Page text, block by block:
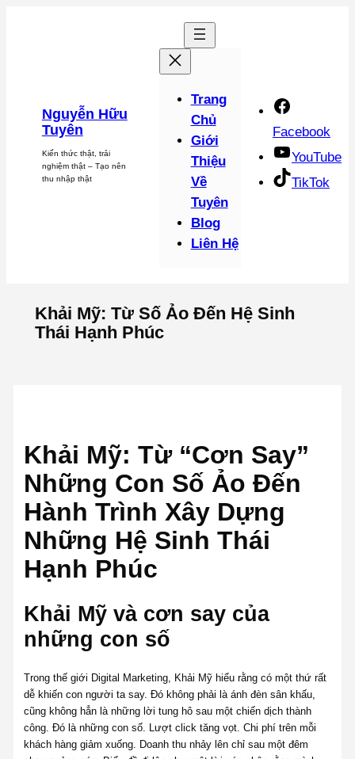
Nguyễn Hữu
Tuyên
Kiến thức thật, trải
nghiệm thật – Tạo nên
thu nhập thật
Trang
Chủ
Giới
Thiệu
Về
Tuyên
Blog
Liên Hệ
Facebook
YouTube
TikTok
Khải Mỹ: Từ Số Ảo Đến Hệ Sinh
Thái Hạnh Phúc
Khải Mỹ: Từ “Cơn Say”
Những Con Số Ảo Đến
Hành Trình Xây Dựng
Những Hệ Sinh Thái
Hạnh Phúc
Khải Mỹ và cơn say của
những con số
Trong thế giới Digital Marketing, Khải Mỹ hiểu rằng có một thứ rất
dễ khiến con người ta say. Đó không phải là ánh đèn sân khấu,
cũng không hẳn là những lời tung hô sau một chiến dịch thành
công. Đó là những con số. Lượt click tăng vọt. Chi phí trên mỗi
khách hàng giảm xuống. Doanh thu nhảy lên chỉ sau một đêm